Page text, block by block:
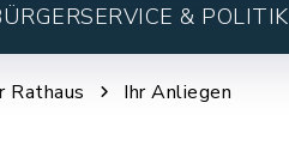
& POLITIK
Rathaus Ihr Anliegen